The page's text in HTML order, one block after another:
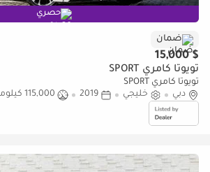
حصري
ضمان
$ 15,000
تويوتا كامري SPORT
تويوتا كامري SPORT
دبي
خليجي 2019
115,000 كيلومتر